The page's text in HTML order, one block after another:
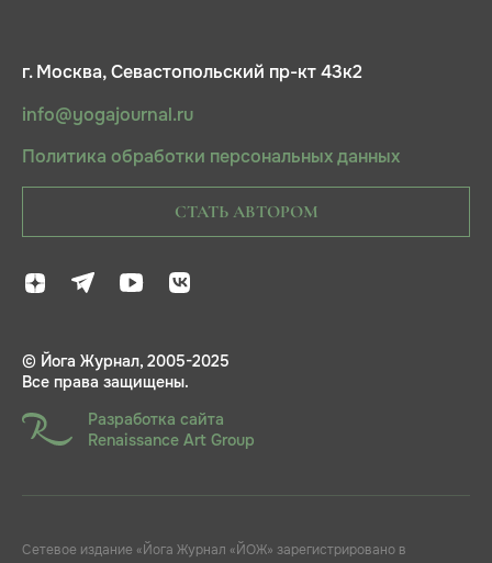
г. Москва, Севастопольский пр-кт 43к2
info@yogajournal.ru
Политика обработки персональных данных
СТАТЬ АВТОРОМ
© Йога Журнал, 2005-2025
Все права защищены.
Разработка сайта
Renaissance Art Group
Сетевое издание «Йога Журнал «ЙОЖ» зарегистрировано в